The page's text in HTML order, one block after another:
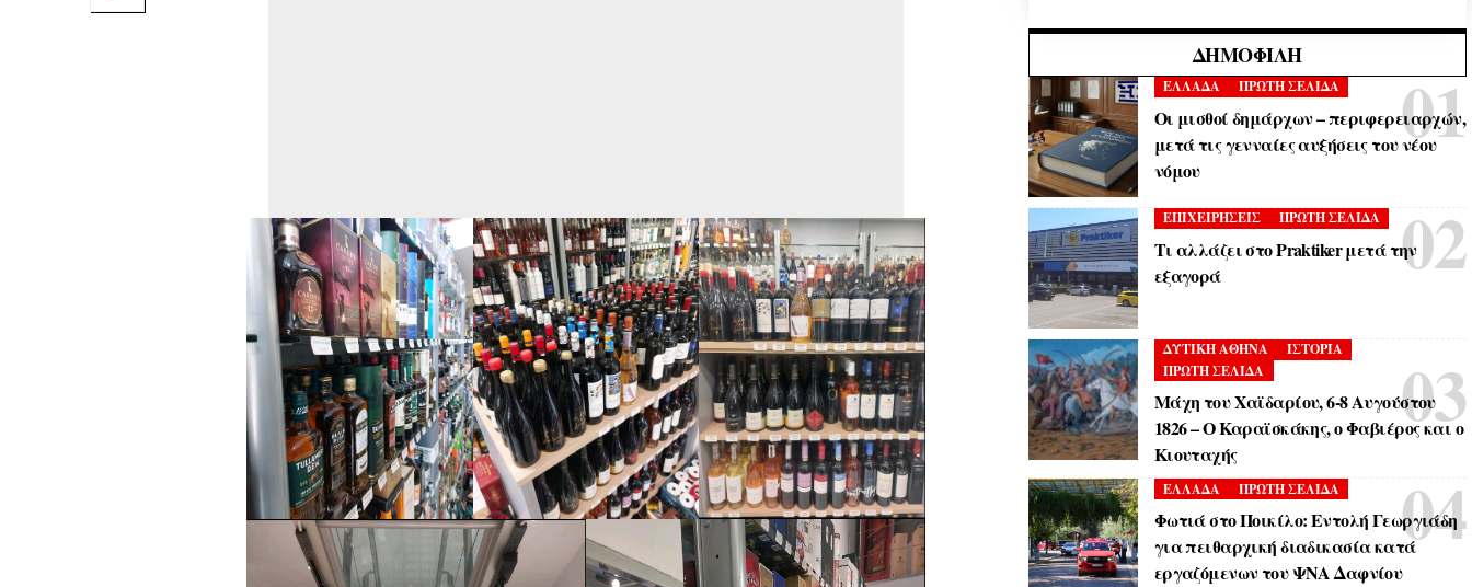
ΔΗΜΟΦΙΛΉ
ΕΛΛΑΔΑ ΠΡΩΤΗ ΣΕΛΙΔΑ
Οι μισθοί δημάρχων – περιφερειαρχών,
μετά τις γενναίες αυξήσεις του νέου
νόμου
ΕΠΙΧΕΙΡΗΣΕΙΣ ΠΡΩΤΗ ΣΕΛΙΔΑ
Τι αλλάζει στο Praktiker μετά την
εξαγορά
ΔΥΤΙΚΗ ΑΘΗΝΑ
ΙΣΤΟΡΙΑ
ΠΡΩΤΗ ΣΕΛΙΔΑ
Μάχη του Χαϊδαρίου, 6-8 Αυγούστου
1826 – Ο Καραϊσκάκης, ο Φαβιέρος και ο
Κιουταχής
ΕΛΛΑΔΑ ΠΡΩΤΗ ΣΕΛΙΔΑ
Φωτιά στο Ποικίλο: Εντολή Γεωργιάδη
για πειθαρχική διαδικασία κατά
εργαζόμενων του ΨΝΑ Δαφνίου